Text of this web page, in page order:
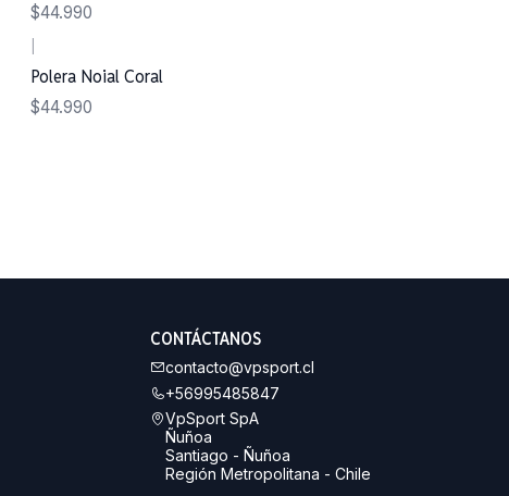
$44.990
Polera Noial Coral
$44.990
CONTÁCTANOS
contacto@vpsport.cl
+56995485847
VpSport SpA
Ñuñoa
Santiago - Ñuñoa
Región Metropolitana - Chile